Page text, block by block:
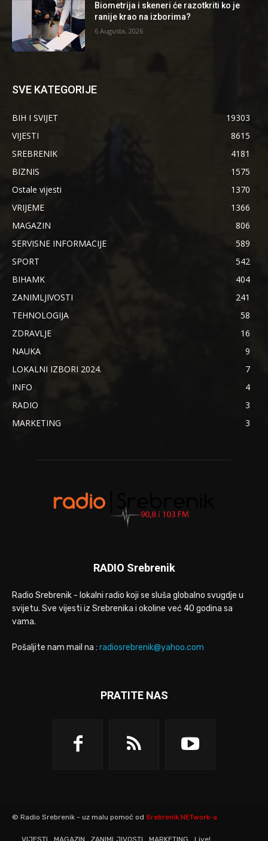
Biometrija i skeneri će razotkriti ko je
ranije krao na izborima?
6 Augusta, 2026
SVE KATEGORIJE
BIH I SVIJET
19303
VIJESTI
8615
SREBRENIK
4181
BIZNIS
1575
Ostale vijesti
1370
VRIJEME
1366
MAGAZIN
806
SERVISNE INFORMACIJE
589
SPORT
542
BIHAMK
404
ZANIMLJIVOSTI
241
TEHNOLOGIJA
58
ZDRAVLJE
16
NAUKA
9
LOKALNI IZBORI 2024.
7
INFO
4
RADIO
3
MARKETING
3
RADIO Srebrenik
Radio Srebrenik - lokalni radio koji se sluša globalno svugdje u
svijetu. Sve vijesti iz Srebrenika i okoline već 40 godina sa
vama.
Pošaljite nam mail na : radiosrebrenik@yahoo.com
PRATITE NAS
© Radio Srebrenik - uz malu pomoć od Srebrenik.NETwork-a
VIJESTI MAGAZIN ZANIMLJIVOSTI MARKETING Live!